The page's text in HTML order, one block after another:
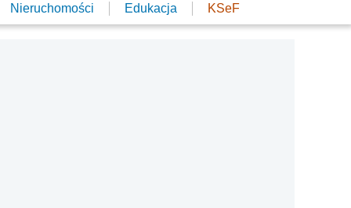
Nieruchomości Edukacja KSeF